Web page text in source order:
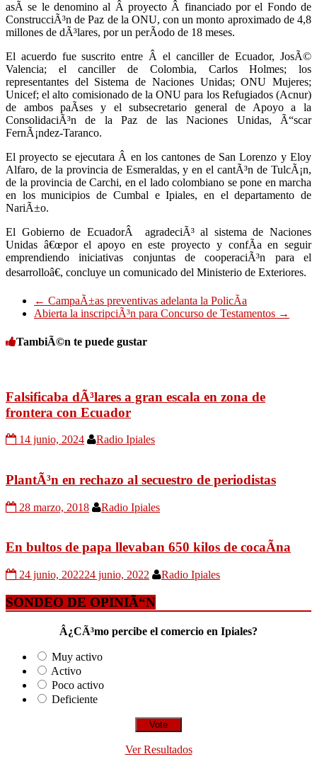
asÃ­ se le denomino al Â proyecto Â financiado por el Fondo de
ConstrucciÃ³n de Paz de la ONU, con un monto aproximado de 4,8
millones de dÃ³lares, por un perÃ­odo de 18 meses.
El acuerdo fue suscrito entre Â el canciller de Ecuador, JosÃ©
Valencia; el canciller de Colombia, Carlos Holmes; los
representantes del Sistema de Naciones Unidas; ONU Mujeres;
Unicef; el alto comisionado de la ONU para los Refugiados (Acnur)
de ambos paÃ­ses y el subsecretario general de Apoyo a la
ConsolidaciÃ³n de la Paz de las Naciones Unidas, Ã“scar
FernÃ¡ndez-Taranco.
El proyecto se ejecutara Â en los cantones de San Lorenzo y Eloy
Alfaro, de la provincia de Esmeraldas, y en el cantÃ³n de TulcÃ¡n,
de la provincia de Carchi, en el lado colombiano se pone en marcha
en los municipios de Cumbal e Ipiales, en el departamento de
NariÃ±o.
El Gobierno de EcuadorÂ agradeciÃ³ al sistema de Naciones
Unidas â€œpor el apoyo en este proyecto y confÃ­a en seguir
emprendiendo iniciativas conjuntas de cooperaciÃ³n para el
desarrolloâ€, concluye un comunicado del Ministerio de Exteriores.
← CampaÃ±as preventivas adelanta la PolicÃ­a
Abierta la inscripciÃ³n para Concurso de Testamentos →
TambiÃ©n te puede gustar
Falsificaba dÃ³lares a gran escala en zona de
frontera con Ecuador
14 junio, 2024 Radio Ipiales
PlantÃ³n en rechazo al secuestro de periodistas
28 marzo, 2018 Radio Ipiales
En bultos de papa llevaban 650 kilos de cocaÃ­na
24 junio, 202224 junio, 2022 Radio Ipiales
SONDEO DE OPINIÃ“N
Â¿CÃ³mo percibe el comercio en Ipiales?
Muy activo
Activo
Poco activo
Deficiente
Ver Resultados